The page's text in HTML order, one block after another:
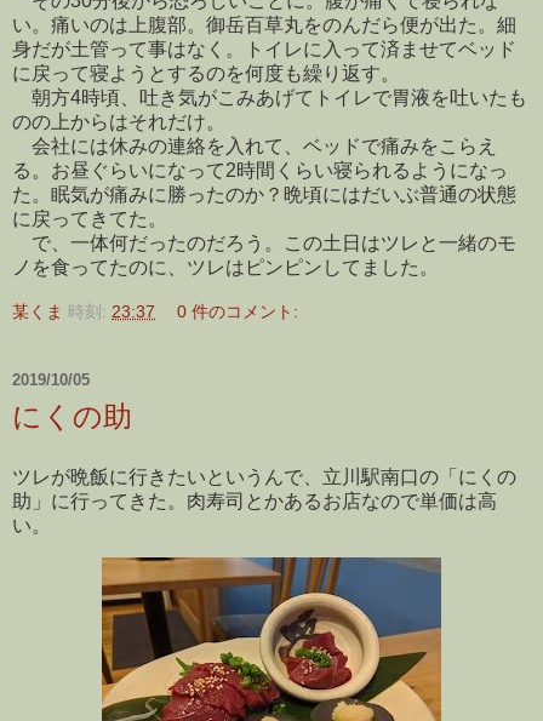
い。痛いのは上腹部。御岳百草丸をのんだら便が出た。細
身だが土管って事はなく。トイレに入って済ませてベッド
に戻って寝ようとするのを何度も繰り返す。
朝方4時頃、吐き気がこみあげてトイレで胃液を吐いたも
のの上からはそれだけ。
会社には休みの連絡を入れて、ベッドで痛みをこらえ
る。お昼ぐらいになって2時間くらい寝られるようになっ
た。眠気が痛みに勝ったのか？晩頃にはだいぶ普通の状態
に戻ってきてた。
で、一体何だったのだろう。この土日はツレと一緒のモ
ノを食ってたのに、ツレはピンピンしてました。
某くま 時刻: 23:37 0 件のコメント:
2019/10/05
にくの助
ツレが晩飯に行きたいというんで、立川駅南口の「にくの
助」に行ってきた。肉寿司とかあるお店なので単価は高
い。